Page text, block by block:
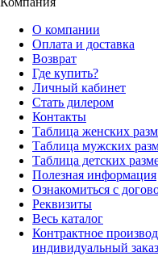
О компании
Оплата и доставка
Возврат
Где купить?
Личный кабинет
Стать дилером
Контакты
Таблица женских
Таблица мужских
Таблица детских
Полезная информация
Ознакомиться с
Реквизиты
Весь каталог
Контрактное
индивидуальный